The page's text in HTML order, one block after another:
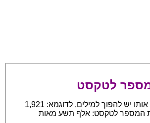
לטקסט
כתבו את המספר אותו יש להפוך למילים, לדוגמא: 1,921
המספר לטקסט: אלף תשע מאות